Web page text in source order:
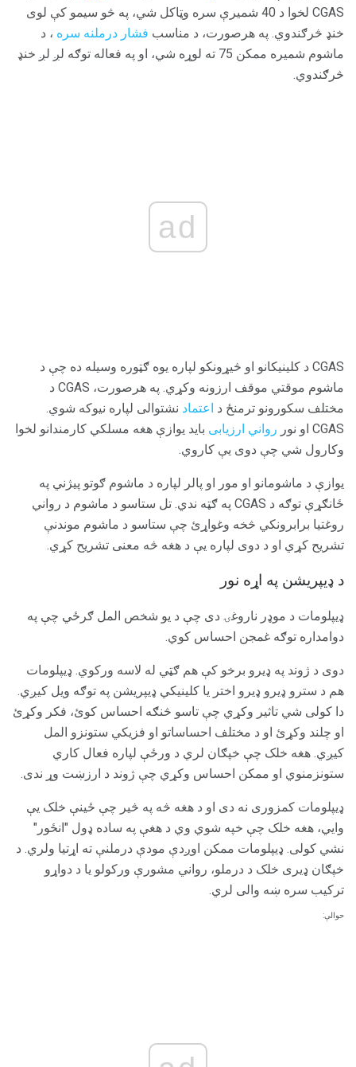
CGAS لخوا د 40 شمیرې سره وټاکل شي، په څو سیمو کې لوی
خنډ څرګندوي. په هرصورت، د مناسب فشار درملنه سره ، د
ماشوم شمیره ممکن 75 ته لوړه شي، او په فعاله توګه لږ لږ خنډ
څرګندوي.
ad
CGAS د کلینیکانو او څیړونکو لپاره یوه ګټوره وسیله ده چې د
ماشوم موقتي موقف ارزونه وکړي. په هرصورت، CGAS د
مختلف سکورونو ترمنځ د اعتماد نشتوالی لپاره نیوکه شوي.
CGAS او نور
رواني ارزیابی باید یوازې هغه مسلکي کارمندانو لخوا
وکارول شي چې دوی یې کاروي.
یوازې د ماشومانو او مور او پالر لپاره د ماشوم ګوتو پیژني په
ځانګړې توګه د CGAS په ګټه ندي. تل ستاسو د ماشوم د رواني
روغتیا برابرونکي څخه وغواړئ چې ستاسو د ماشوم موندنې
تشریح کړي او د دوی لپاره یې د هغه څه معنی تشریح کړي.
د ډیپریشن په اړه نور
ډیپلومات د موډر ناروغۍ دی چې د یو شخص المل ګرځي چې په
دوامداره توګه غمجن احساس کوي.
دوی د ژوند په ډیرو برخو کې هم ګټي له لاسه ورکوي. ډیپلومات
هم د سترو ډیرو ډیرو اختر یا کلینیکي ډیپریشن په توګه ویل کیږي.
دا کولی شي تاثیر وکړي چې تاسو څنګه احساس کوئ، فکر وکړئ
او چلند وکړئ او د مختلف احساساتو او فزیکي ستونزو المل
کیږي. هغه خلک چې خپګان لري د ورځې لپاره فعال کاري
ستونزمنوي او ممکن احساس وکړي چې ژوند د ارزښت وړ ندی.
ډیپلومات کمزوری نه دی او د هغه څه په څیر چې ځینې خلک یې
وايي، هغه خلک چې خپه شوي وي د هغې په ساده ډول "انځور"
نشي کولی. ډیپلومات ممکن اوږدې مودې درملنې ته اړتیا ولري. د
خپګان ډیری خلک د درملو، رواني مشورې ورکولو یا د دواړو
ترکیب سره ښه والی لري.
حوالې: